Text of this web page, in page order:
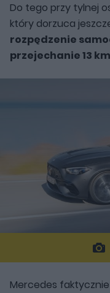
Do tego przy tylnej
który dorzuca
rozpędzenie
przejechanie 13 km
Mercedes